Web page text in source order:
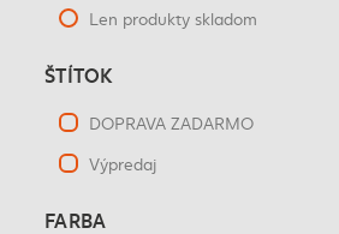
Len produkty skladom
ŠTÍTOK
DOPRAVA ZADARMO
Výpredaj
FARBA